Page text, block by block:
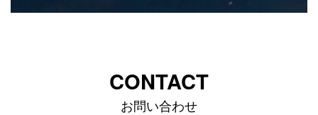
CONTACT
お問い合わせ